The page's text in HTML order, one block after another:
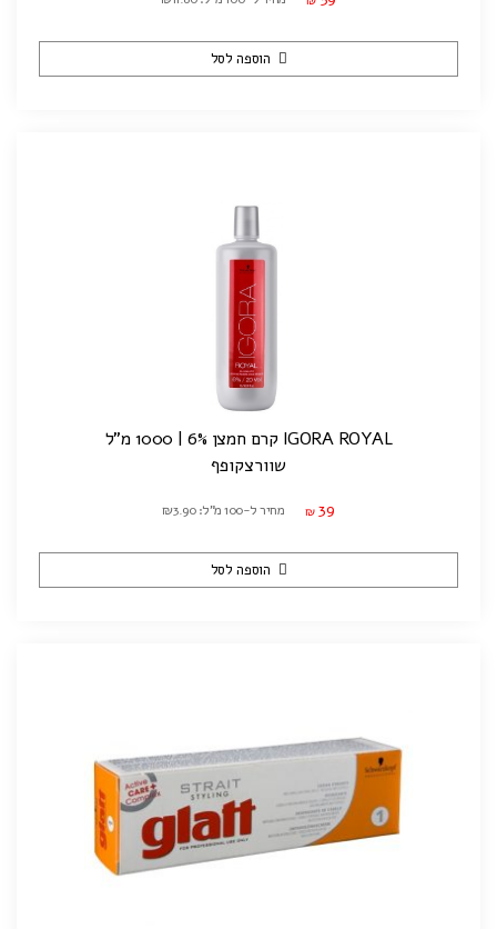
הוספה לסל
IGORA ROYAL קרם חמצן 6% | 1000 מ"ל
שוורצקופף
₪ 39 מחיר ל-100 מ"ל: ₪3.90
הוספה לסל